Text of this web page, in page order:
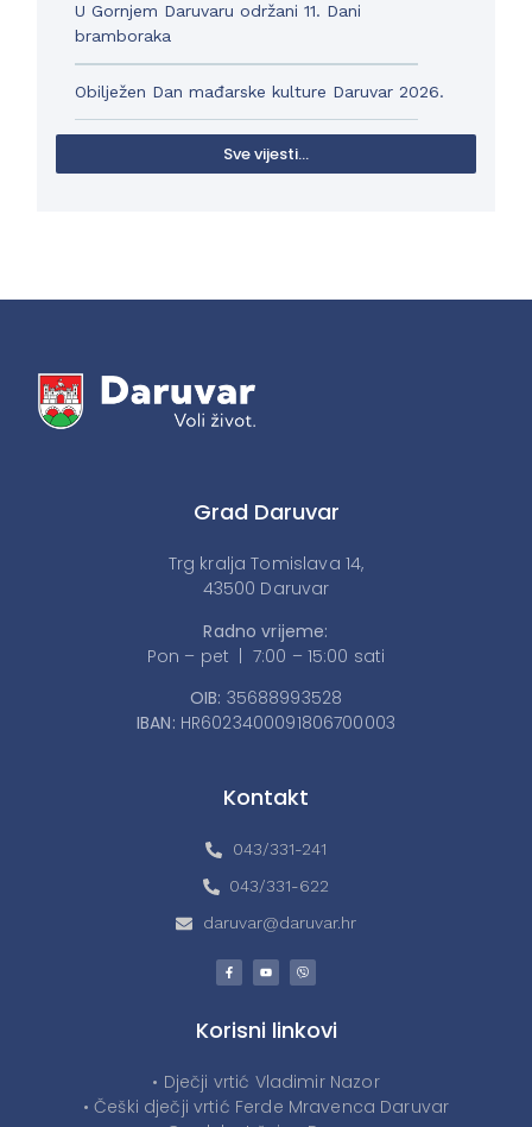
U Gornjem Daruvaru održani 11. Dani
bramboraka
Obilježen Dan mađarske kulture Daruvar 2026.
Sve vijesti...
Grad Daruvar
Trg kralja Tomislava 14,
43500 Daruvar
Radno vrijeme:
Pon – pet | 7:00 – 15:00 sati
OIB: 35688993528
IBAN: HR6023400091806700003
Kontakt
043/331-241
043/331-622
daruvar@daruvar.hr
Korisni linkovi
• Dječji vrtić Vladimir Nazor
• Češki dječji vrtić Ferde Mravenca Daruvar